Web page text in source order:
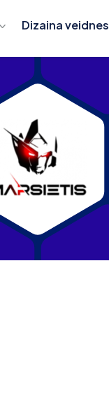
Dizaina veidnes